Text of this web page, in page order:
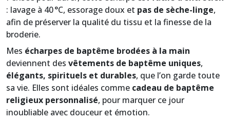
: lavage à 40 °C, essorage doux et pas de sèche-linge,
afin de préserver la qualité du tissu et la finesse de la
broderie.
Mes écharpes de baptême brodées à la main
deviennent des vêtements de baptême uniques,
élégants, spirituels et durables, que l’on garde toute
sa vie. Elles sont idéales comme cadeau de baptême
religieux personnalisé, pour marquer ce jour
inoubliable avec douceur et émotion.